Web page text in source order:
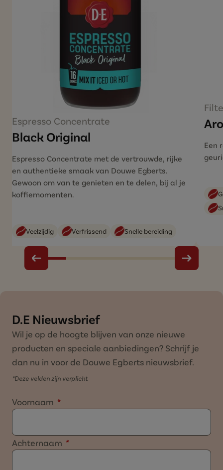
Espresso Concentrate
Black Original
Espresso Concentrate met de vertrouwde, rijke
en authentieke smaak van Douwe Egberts.
Gewoon om van te genieten en te delen, bij al je
koffiemomenten.
Veelzijdig Verfrissend Snelle bereiding
Een
D.E Nieuwsbrief
Wil je op de hoogte blijven van onze nieuwe
producten en speciale aanbiedingen? Schrijf je
dan nu in voor de Douwe Egberts nieuwsbrief.
*Deze velden zijn verplicht
Voornaam
Achternaam